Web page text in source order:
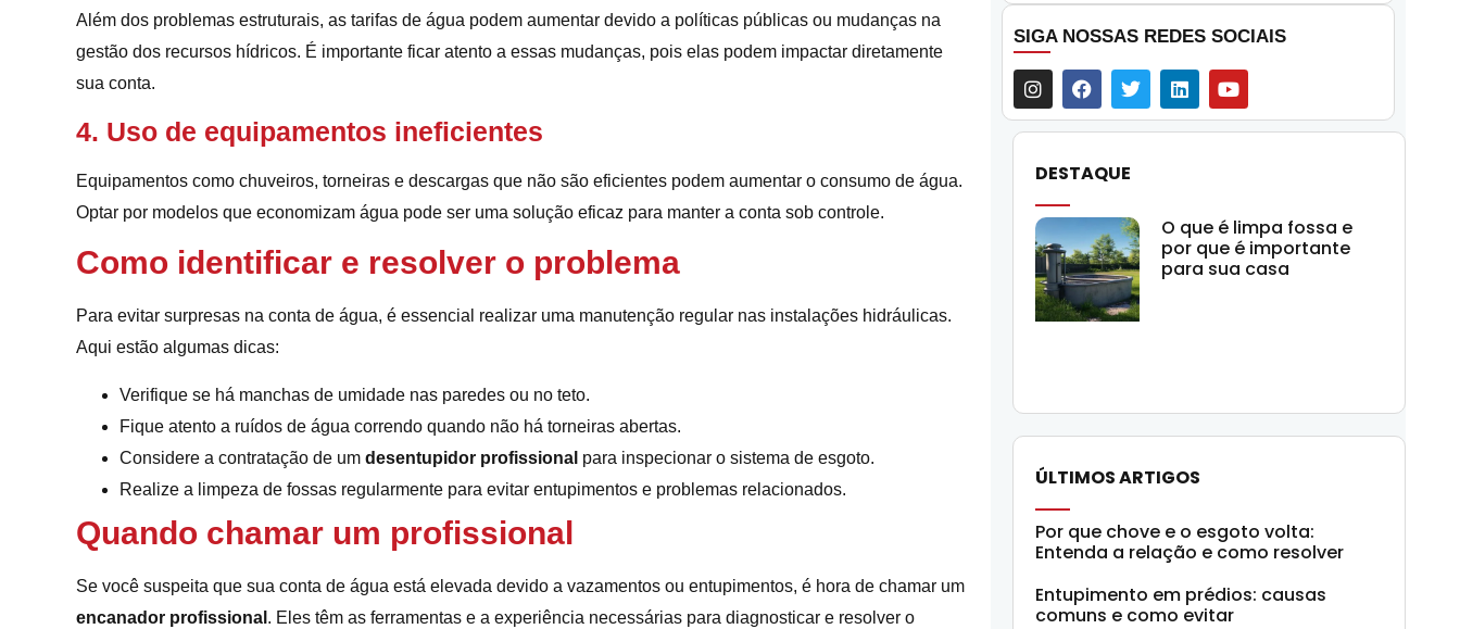
Além dos problemas estruturais, as tarifas de água podem aumentar devido a políticas públicas ou mudanças na
gestão dos recursos hídricos. É importante ficar atento a essas mudanças, pois elas podem impactar diretamente
sua conta.
4. Uso de equipamentos ineficientes
Equipamentos como chuveiros, torneiras e descargas que não são eficientes podem aumentar o consumo de água.
Optar por modelos que economizam água pode ser uma solução eficaz para manter a conta sob controle.
Como identificar e resolver o problema
Para evitar surpresas na conta de água, é essencial realizar uma manutenção regular nas instalações hidráulicas.
Aqui estão algumas dicas:
Verifique se há manchas de umidade nas paredes ou no teto.
Fique atento a ruídos de água correndo quando não há torneiras abertas.
Considere a contratação de um desentupidor profissional para inspecionar o sistema de esgoto.
Realize a limpeza de fossas regularmente para evitar entupimentos e problemas relacionados.
Quando chamar um profissional
Se você suspeita que sua conta de água está elevada devido a vazamentos ou entupimentos, é hora de chamar um
encanador profissional . Eles têm as ferramentas e a experiência necessárias para diagnosticar e resolver o
SIGA NOSSAS REDES SOCIAIS
DESTAQUE
O que é limpa fossa e
por que é importante
para sua casa
ÚLTIMOS ARTIGOS
Por que chove e o esgoto volta:
Entenda a relação e como resolver
Entupimento em prédios: causas
comuns e como evitar